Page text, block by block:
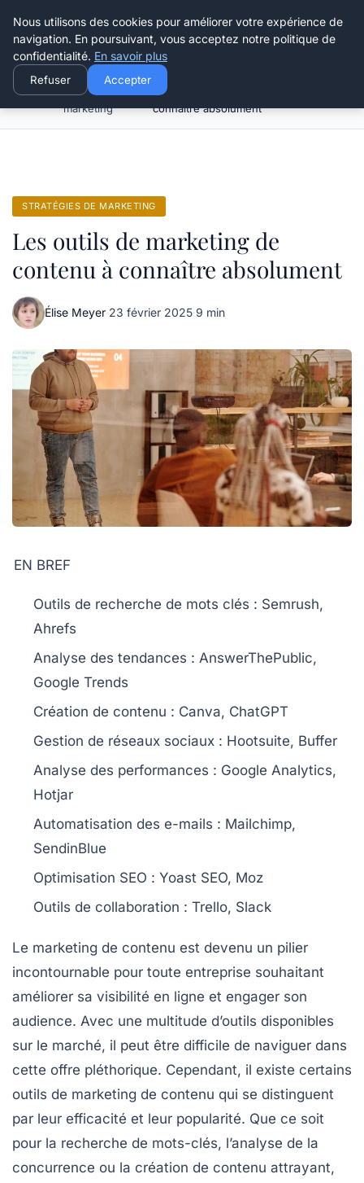
Henry Panky
Stratégies de
marketing
Les outils de marketing de contenu à
connaître absolument
STRATÉGIES DE MARKETING
Les outils de marketing de
contenu à connaître absolument
Élise Meyer·23 février 2025·9 min
EN BREF
Outils de recherche de mots clés : Semrush,
Ahrefs
Analyse des tendances : AnswerThePublic,
Google Trends
Création de contenu : Canva, ChatGPT
Gestion de réseaux sociaux : Hootsuite, Buffer
Analyse des performances : Google Analytics,
Hotjar
Automatisation des e-mails : Mailchimp,
SendinBlue
Optimisation SEO : Yoast SEO, Moz
Outils de collaboration : Trello, Slack
Le marketing de contenu est devenu un pilier
incontournable pour toute entreprise souhaitant
améliorer sa visibilité en ligne et engager son
audience. Avec une multitude d’outils disponibles
sur le marché, il peut être difficile de naviguer dans
cette offre pléthorique. Cependant, il existe certains
outils de marketing de contenu qui se distinguent
par leur efficacité et leur popularité. Que ce soit
pour la recherche de mots-clés, l’analyse de la
concurrence ou la création de contenu attrayant,
Nous utilisons des cookies pour améliorer votre expérience de
navigation. En poursuivant, vous acceptez notre politique de
confidentialité. En savoir plus
Refuser Accepter